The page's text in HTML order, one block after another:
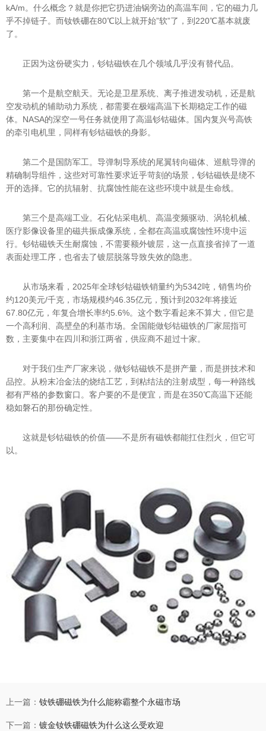
kA/m。什么概念？就是你把它扔进油锅旁边的高温车间，它的磁力几
乎不掉链子。而钕铁硼在80℃以上就开始”软”了，到220℃基本就废
了。
正因为这份硬实力，钐钴磁铁在几个领域几乎没有替代品。
第一个是航空航天。无论是卫星系统、离子推进发动机，还是航
空发动机的辅助动力系统，都需要在极端高温下长期稳定工作的磁
体。NASA的深空一号任务就使用了高温钐钴磁体。国内复兴号高铁
的牵引电机里，同样有钐钴磁铁的身影。
第二个是国防军工。导弹制导系统的尾翼转向磁体、巡航导弹的
精确制导组件，这些对可靠性要求近乎苛刻的场景，钐钴磁铁是绕不
开的选择。它的抗辐射、抗腐蚀性能在这些环境中就是生命线。
第三个是高端工业。石化钻采电机、高温变频驱动、涡轮机械、
医疗影像设备里的磁共振成像系统，全都在高温或腐蚀性环境中运
行。钐钴磁铁天生耐腐蚀，不需要额外镀层，这一点直接省掉了一道
表面处理工序，也省去了镀层脱落导致失效的隐患。
从市场来看，2025年全球钐钴磁铁销量约为5342吨，销售均价
约120美元/千克，市场规模约46.35亿元，预计到2032年将接近
67.80亿元，年复合增长率约5.6%。这个数字看起来不算大，但它是
一个高利润、高壁垒的利基市场。全国能做钐钴磁铁的厂家屈指可
数，主要集中在四川和浙江两省，供应商不超过十家。
对于我们生产厂家来说，做钐钴磁铁不是拼产量，而是拼技术和
品控。从粉末冶金法的烧结工艺，到粘结法的注射成型，每一种路线
都有严格的参数窗口。客户要的不是便宜，而是在350℃高温下还能
稳如磐石的那份确定性。
这就是钐钴磁铁的价值——不是所有磁铁都能扛住烈火，但它可
以。
上一篇： 钕铁硼磁铁为什么能称霸整个永磁市场
下一篇： 镀金钕铁硼磁铁为什么这么受欢迎